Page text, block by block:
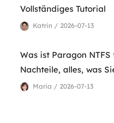
Vollständiges Tutorial
Katrin / 2026-07-13
Was ist Paragon
Nachteile, alles, was
Maria / 2026-07-13